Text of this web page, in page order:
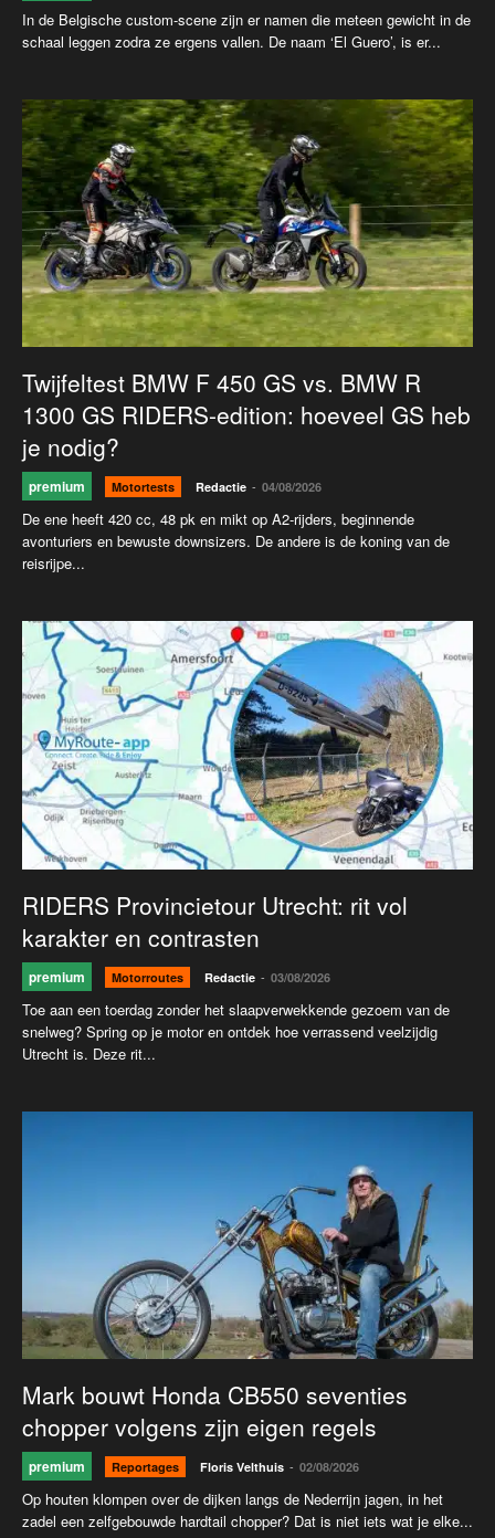
In de Belgische custom-scene zijn er namen die meteen gewicht in de
schaal leggen zodra ze ergens vallen. De naam ‘El Guero’, is er...
Twijfeltest BMW F 450 GS vs. BMW R
1300 GS RIDERS-edition: hoeveel GS heb
je nodig?
premium Motortests Redactie - 04/08/2026
De ene heeft 420 cc, 48 pk en mikt op A2-rijders, beginnende
avonturiers en bewuste downsizers. De andere is de koning van de
reisrijpe...
RIDERS Provincietour Utrecht: rit vol
karakter en contrasten
premium Motorroutes Redactie - 03/08/2026
Toe aan een toerdag zonder het slaapverwekkende gezoem van de
snelweg? Spring op je motor en ontdek hoe verrassend veelzijdig
Utrecht is. Deze rit...
Mark bouwt Honda CB550 seventies
chopper volgens zijn eigen regels
premium Reportages Floris Velthuis - 02/08/2026
Op houten klompen over de dijken langs de Nederrijn jagen, in het
zadel een zelfgebouwde hardtail chopper? Dat is niet iets wat je elke...